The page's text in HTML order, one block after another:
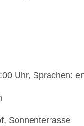
Uhr, Sprachen:
Sonnenterrasse